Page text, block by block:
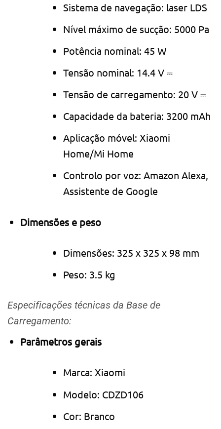
Sistema de navegação: laser LDS
Nível máximo de sucção: 5000 Pa
Potência nominal: 45 W
Tensão nominal: 14.4 V ⎓
Tensão de carregamento: 20 V ⎓
Capacidade da bateria: 3200 mAh
Aplicação móvel: Xiaomi
Home/Mi Home
Controlo por voz: Amazon Alexa,
Assistente de Google
Dimensões e peso
Dimensões: 325 x 325 x 98 mm
Peso: 3.5 kg
Especificações técnicas da Base de
Carregamento:
Parâmetros gerais
Marca: Xiaomi
Modelo: CDZD106
Cor: Branco